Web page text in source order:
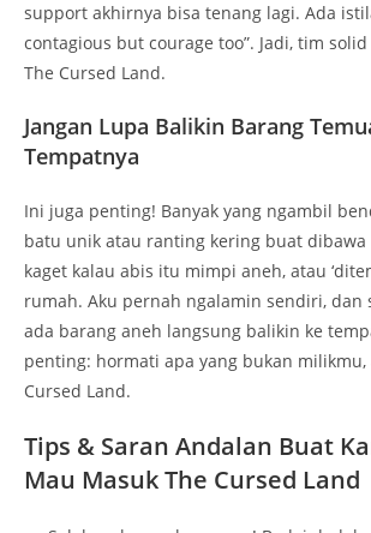
support akhirnya bisa tenang lagi. Ada
contagious but courage too”. Jadi, tim
The Cursed Land.
Jangan Lupa Balikin Barang
Tempatnya
Ini juga penting! Banyak yang ngambil
batu unik atau ranting kering buat dibawa
kaget kalau abis itu mimpi aneh, atau
rumah. Aku pernah ngalamin sendiri, dan
ada barang aneh langsung balikin ke
penting: hormati apa yang bukan milikmu,
Cursed Land.
Tips & Saran Andalan Buat
Mau Masuk The Cursed Land